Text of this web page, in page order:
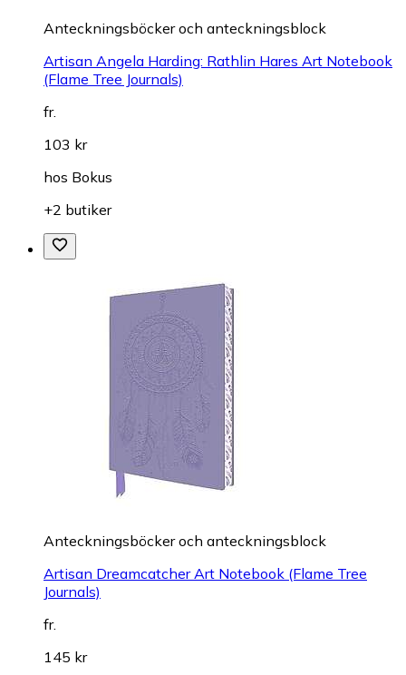
Anteckningsböcker och anteckningsblock
Artisan Angela Harding: Rathlin Hares Art Notebook
(Flame Tree Journals)
fr.
103 kr
hos Bokus
+2 butiker
Anteckningsböcker och anteckningsblock
Artisan Dreamcatcher Art Notebook (Flame Tree
Journals)
fr.
145 kr